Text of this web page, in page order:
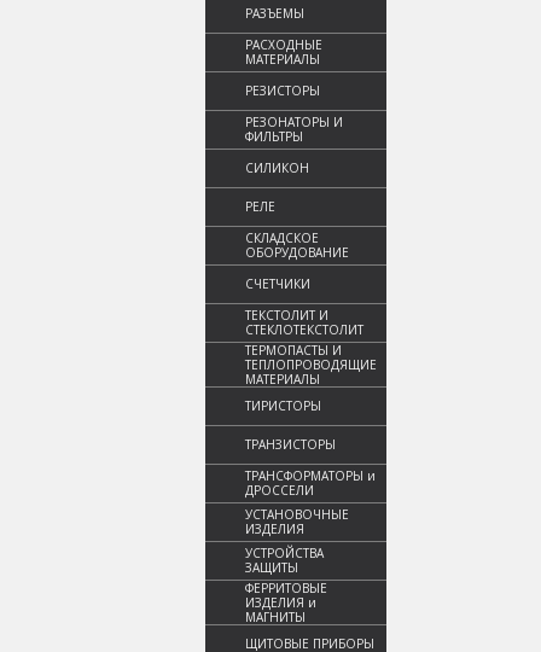
РАЗЪЕМЫ
РАСХОДНЫЕ
МАТЕРИАЛЫ
РЕЗИСТОРЫ
РЕЗОНАТОРЫ И
ФИЛЬТРЫ
СИЛИКОН
РЕЛЕ
СКЛАДСКОЕ
ОБОРУДОВАНИЕ
СЧЕТЧИКИ
ТЕКСТОЛИТ И
СТЕКЛОТЕКСТОЛИТ
ТЕРМОПАСТЫ И
ТЕПЛОПРОВОДЯЩИЕ
МАТЕРИАЛЫ
ТИРИСТОРЫ
ТРАНЗИСТОРЫ
ТРАНСФОРМАТОРЫ и
ДРОССЕЛИ
УСТАНОВОЧНЫЕ
ИЗДЕЛИЯ
УСТРОЙСТВА
ЗАЩИТЫ
ФЕРРИТОВЫЕ
ИЗДЕЛИЯ и
МАГНИТЫ
ЩИТОВЫЕ ПРИБОРЫ